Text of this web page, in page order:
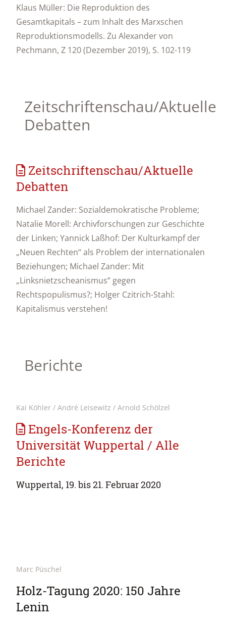
Klaus Müller: Die Reproduktion des
Gesamtkapitals – zum Inhalt des Marxschen
Reproduktionsmodells. Zu Alexander von
Pechmann, Z 120 (Dezember 2019), S. 102-119
Zeitschriftenschau/Aktuelle
Debatten
Zeitschriftenschau/Aktuelle
Debatten
Michael Zander: Sozialdemokratische Probleme;
Natalie Morell: Archivforschungen zur Geschichte
der Linken; Yannick Laßhof: Der Kulturkampf der
„Neuen Rechten“ als Problem der internationalen
Beziehungen; Michael Zander: Mit
„Linksnietzscheanismus“ gegen
Rechtspopulismus?; Holger Czitrich-Stahl:
Kapitalismus verstehen!
Berichte
Kai Köhler / André Leisewitz / Arnold Schölzel
Engels-Konferenz der
Universität Wuppertal / Alle
Berichte
Wuppertal, 19. bis 21. Februar 2020
Marc Püschel
Holz-Tagung 2020: 150 Jahre
Lenin